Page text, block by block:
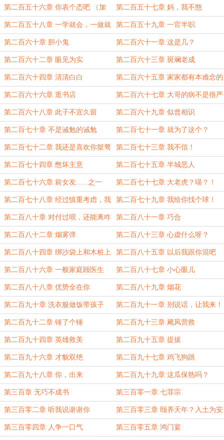
（加一更求月票） （加两更求月票）
第二百五十六章 你表个态吧 （加
三更求月票）
第二百五十七章 妈，我不憨
第二百五十八章 一学就会，一做就
废
第二百五十九章 一官半职
第二百六十章 胆小鬼 第二百六十一章 这是几？
第二百六十二章 眼见为实 第二百六十三章 斑斓老成
第二百六十四章 清清白白 第二百六十五章 家家都有本难念的
经
第二百六十六章 逛书店 第二百六十七章 大哥的病不是很严
重了？
第二百六十八章 此子不宜久留 第二百六十九章 似曾相识
第二百七十章 不是诫勉的诫勉 第二百七十一章 就为了这个？
第二百七十二章 我还是喜欢你桀骜
不驯的样子
第二百七十三章 我不信！
第二百七十四章 憋坏主意 第二百七十五章 半城恶人
第二百七十六章 前女友......之一 第二百七十七章 大老虎？喵？！
第二百七十八章 经过慎重考虑，我
做出了一个违背祖宗的决定
第二百七十九章 我给你找个球！
第二百八十章 对付过呗，还能离咋
地？
第二百八十一章 巧合
第二百八十二章 烟雾弹 第二百八十三章 心虚什么呀？
第二百八十四章 绑沙袋上和木桩上
揍
第二百八十五章 以后我跟你混吧
第二百八十六章 一般家庭顾医生 第二百八十七章 小心眼儿
第二百八十八章 优势全在你 第二百八十九章 烟花
第二百九十章 洗衣服做饭带孩子 第二百九十一章 别说话，让我来！
第二百九十二章 锤了个锤 第二百九十三章 飓风营救
第二百九十四章 英雄救美 第二百九十五章 提拔
第二百九十六章 才貌双绝 第二百九十七章 鸡飞狗跳
第二百九十八章 你，出来 第二百九十九章 这瓜保熟吗？
第三百章 无巧不成书 第三百零一章 七罪宗
第三百零二章 听我说谢谢你 第三百零三章 颐养天年？入土为安
吧
第三百零四章 人争一口气 第三百零五章 鸿门宴